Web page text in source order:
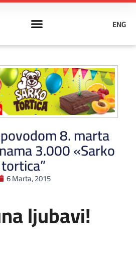
ENG
8. marta
3.000 «Sarko
tortica”
6 Marta, 2015
ljubavi!